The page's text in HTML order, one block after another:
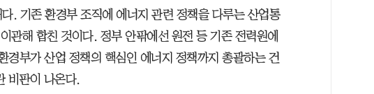
. 기존 환경부 조직에 에너지 관련 정책을 다루는 산업통
관해 합친 것이다. 정부 안팎에선 원전 등 기존 전력원에
경부가 산업 정책의 핵심인 에너지 정책까지 총괄하는 건
비판이 나온다.